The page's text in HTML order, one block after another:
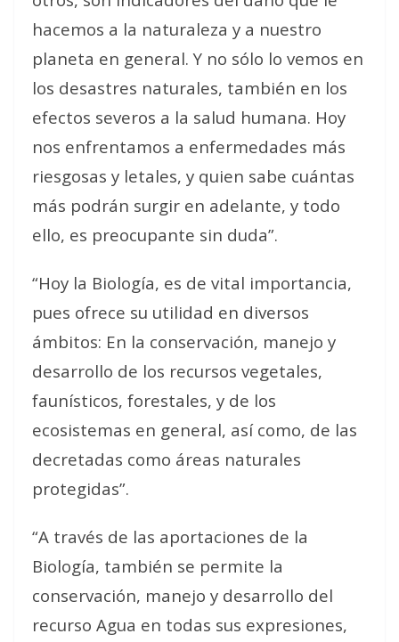
hacemos a la naturaleza y a nuestro
planeta en general. Y no sólo lo vemos en
los desastres naturales, también en los
efectos severos a la salud humana. Hoy
nos enfrentamos a enfermedades más
riesgosas y letales, y quien sabe cuántas
más podrán surgir en adelante, y todo
ello, es preocupante sin duda”.
“Hoy la Biología, es de vital importancia,
pues ofrece su utilidad en diversos
ámbitos: En la conservación, manejo y
desarrollo de los recursos vegetales,
faunísticos, forestales, y de los
ecosistemas en general, así como, de las
decretadas como áreas naturales
protegidas”.
“A través de las aportaciones de la
Biología, también se permite la
conservación, manejo y desarrollo del
recurso Agua en todas sus expresiones,